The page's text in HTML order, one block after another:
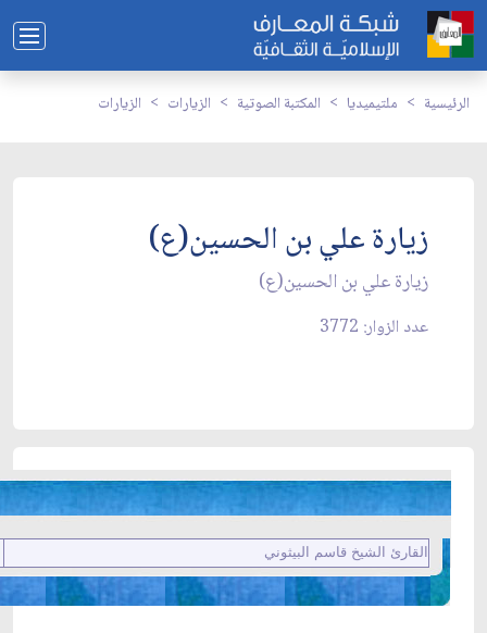
الرئيسية ملتيميديا المكتبة الصوتية الزيارات الزيارات
زيارة علي بن الحسين(ع)
زيارة علي بن الحسين(ع)
عدد الزوار: 3772
القارئ الشيخ قاسم البيثوني